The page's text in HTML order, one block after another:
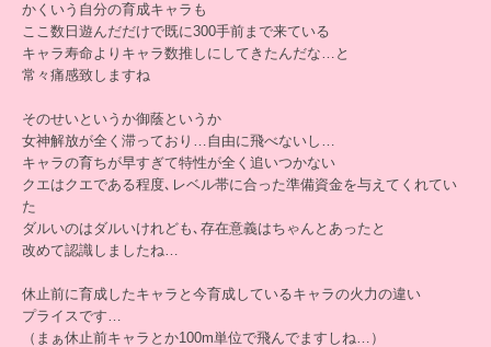
かくいう自分の育成キャラも
ここ数日遊んだだけで既に300手前まで来ている
キャラ寿命よりキャラ数推しにしてきたんだな…と
常々痛感致しますね
そのせいというか御蔭というか
女神解放が全く滞っており…自由に飛べないし…
キャラの育ちが早すぎて特性が全く追いつかない
クエはクエである程度､レベル帯に合った準備資金を与えてくれてい
た
ダルいのはダルいけれども､存在意義はちゃんとあったと
改めて認識しましたね…
休止前に育成したキャラと今育成しているキャラの火力の違い
プライスです…
（まぁ休止前キャラとか100m単位で飛んでますしね…）